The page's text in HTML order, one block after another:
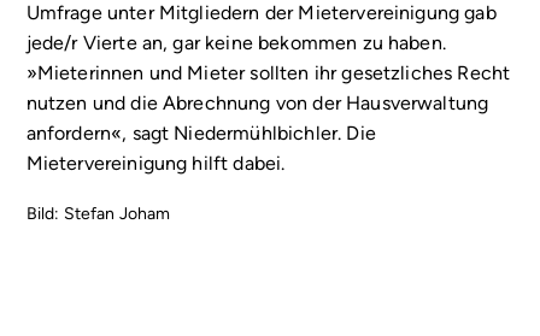
Umfrage unter Mitgliedern der Mietervereinigung gab
jede/r Vierte an, gar keine bekommen zu haben.
»Mieterinnen und Mieter sollten ihr gesetzliches Recht
nutzen und die Abrechnung von der Hausverwaltung
anfordern«, sagt Niedermühlbichler. Die
Mietervereinigung hilft dabei.
Bild: Stefan Joham